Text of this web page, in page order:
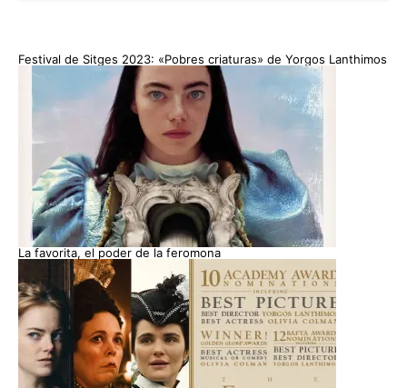
Festival de Sitges 2023: «Pobres criaturas» de Yorgos Lanthimos
La favorita, el poder de la feromona